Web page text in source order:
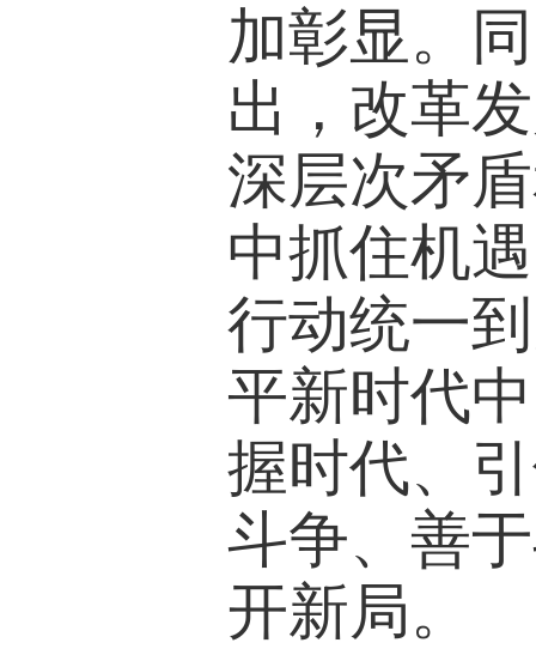
加彰显。
出，改革
深层次矛
中抓住机
行动统一
平新时代
握时代、
斗争、善
开新局。